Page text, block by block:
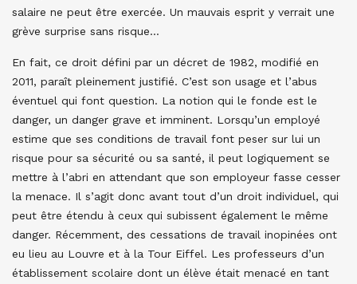
salaire ne peut être exercée. Un mauvais esprit y verrait une
grève surprise sans risque…
En fait, ce droit défini par un décret de 1982, modifié en
2011, paraît pleinement justifié. C’est son usage et l’abus
éventuel qui font question. La notion qui le fonde est le
danger, un danger grave et imminent. Lorsqu’un employé
estime que ses conditions de travail font peser sur lui un
risque pour sa sécurité ou sa santé, il peut logiquement se
mettre à l’abri en attendant que son employeur fasse cesser
la menace. Il s’agit donc avant tout d’un droit individuel, qui
peut être étendu à ceux qui subissent également le même
danger. Récemment, des cessations de travail inopinées ont
eu lieu au Louvre et à la Tour Eiffel. Les professeurs d’un
établissement scolaire dont un élève était menacé en tant